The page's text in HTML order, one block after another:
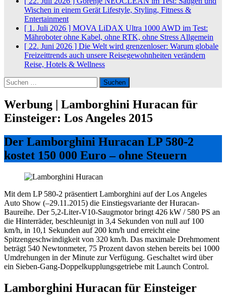
Wischen in einem Gerät Lifestyle, Styling, Fitness &
Entertainment
[ 1. Juli 2026 ] MOVA LiDAX Ultra 1000 AWD im Test:
Mähroboter ohne Kabel, ohne RTK, ohne Stress Allgemein
[ 22. Juni 2026 ] Die Welt wird grenzenloser: Warum globale
Freizeittrends auch unsere Reisegewohnheiten verändern
Reise, Hotels & Wellness
Suchen
nach:
Werbung | Lamborghini Huracan für
Einsteiger: Los Angeles 2015
Der Lamborghini Huracan LP 580-2
kostet 150 000 Euro – ohne Steuern
Mit dem LP 580-2 präsentiert Lamborghini auf der Los Angeles
Auto Show (–29.11.2015) die Einstiegsvariante der Huracan-
Baureihe. Der 5,2-Liter-V10-Saugmotor bringt 426 kW / 580 PS an
die Hinterräder, beschleunigt in 3,4 Sekunden von null auf 100
km/h, in 10,1 Sekunden auf 200 km/h und erreicht eine
Spitzengeschwindigkeit von 320 km/h. Das maximale Drehmoment
beträgt 540 Newtonmeter, 75 Prozent davon stehen bereits bei 1000
Umdrehungen in der Minute zur Verfügung. Geschaltet wird über
ein Sieben-Gang-Doppelkupplungsgetriebe mit Launch Control.
Lamborghini Huracan für Einsteiger